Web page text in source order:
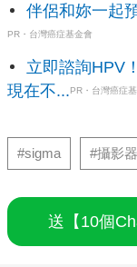
伴侶和妳一起
PR・台灣癌症基金會
立即諮詢HPV
現在不...PR・台灣癌症
#sigma #攝影
送【10個